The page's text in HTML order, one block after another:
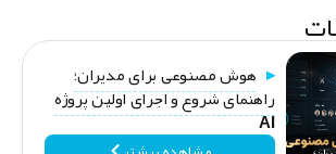
هوش مصنوعی برای مدیران؛
راهنمای شروع و اجرای اولین پروژه
AI